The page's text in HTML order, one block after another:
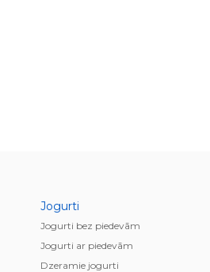
Jogurti
Jogurti bez piedevām
Jogurti ar piedevām
Dzeramie jogurti